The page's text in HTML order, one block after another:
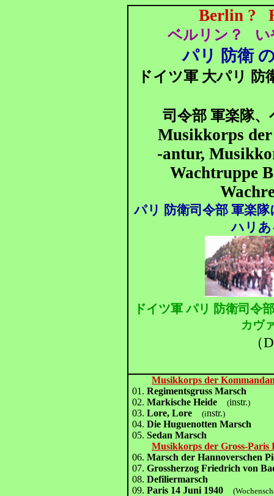
Berlin ?
ベルリン？
パリ 防衛
ドイツ軍 大パリ
司令部 軍楽隊
Musikkorps
-antur,
Wachtruppe
パリ 防衛司令部 軍楽
ハリあ
ドイツ軍 パリ 防衛司令
カヴ
（
Musikkorps der
01.Regimentsgruss Marsch
02.Markische Heide (instr.)
03.Lore, Lore (instr.)
04. Die Huguenotten Marsch
05. Sedan Marsch
Musikkorps der Gross-Paris
06. Marsch der Hannoverschen
07. Grossherzog Friedrich von
08. Defiliermarsch
09. Paris 14 Juni 1940